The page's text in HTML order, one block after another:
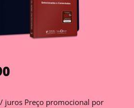
juros Preço promocional por